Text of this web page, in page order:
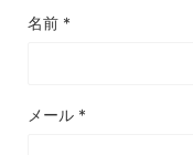
名前 *
メール *